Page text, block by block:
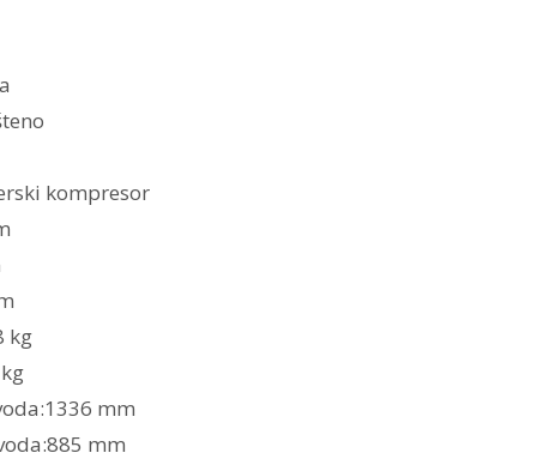
kompresor
kg
mm
mm